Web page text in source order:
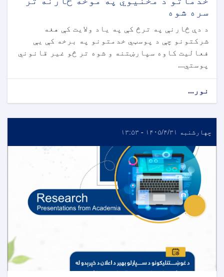
سره شوه
د دې څارنې په ترڅ کې په یاد ولایت کې هغه
شرکتونو چې د پوسټي خدمتونو په برخه کې یې
فعالیت کاوه سپارښتنه و شوه تر څو غیر قانوني
پوستي...
نور...
چهارشنبه ۱۴۰۵/۴/۳۱ - ۱۳:۵۳